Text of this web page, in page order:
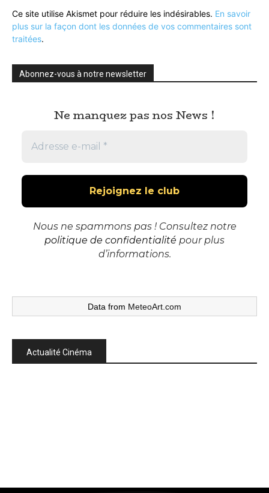
Ce site utilise Akismet pour réduire les indésirables. En savoir
plus sur la façon dont les données de vos commentaires sont
traitées.
Abonnez-vous à notre newsletter
Ne manquez pas nos News !
Nous ne spammons pas ! Consultez notre
politique de confidentialité pour plus
d’informations.
Data from MeteoArt.com
Actualité Cinéma